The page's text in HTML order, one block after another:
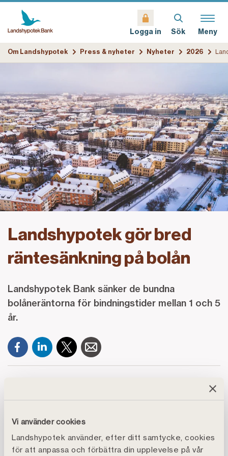
Vi använder cookies
Landshypotek använder, efter ditt samtycke, cookies
för att anpassa och förbättra din upplevelse på vår
Logga in Sök Meny
Om Landshypotek Press & nyheter Nyheter 2026
Landshypotek gör bred
räntesänkning på bolån
Landshypotek Bank sänker de bundna
bolåneräntorna för bindningstider mellan 1 och 5
år.
procentheter och innebär att banken nu erbjuder en
belåningsgrad på högst 60 procent. Den största
sänkningen sker på 2‑årsräntan, som justeras ned
med 0,20 procentenheter till 2,79 procent för samma